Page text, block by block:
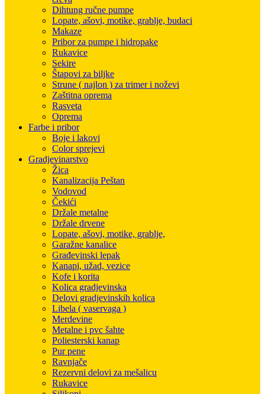
Dihtung ručne pumpe
Lopate, ašovi, motike, grablje, budaci
Makaze
Pribor za pumpe i hidropake
Rukavice
Sekire
Štapovi za biljke
Strune ( najlon ) za trimer i noževi
Zaštitna oprema
Rasveta
Oprema
Farbe i pribor
Boje i lakovi
Color sprejevi
Gradjevinarstvo
Žica
Kanalizacija Peštan
Vodovod
Čekići
Držale metalne
Držale drvene
Lopate, ašovi, motike, grablje,
Garažne kanalice
Građevinski lepak
Kanapi, užad, vezice
Kofe i korita
Kolica gradjevinska
Delovi gradjevinskih kolica
Libela ( vaservaga )
Merdevine
Metalne i pvc šahte
Poliesterski kanap
Pur pene
Ravnjače
Rezervni delovi za mešalicu
Rukavice